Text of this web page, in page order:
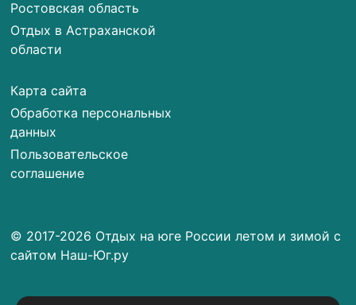
Ростовская область
Отдых в Астраханской
области
Карта сайта
Обработка персональных
данных
Пользовательское
соглашение
© 2017-2026 Отдых на юге России летом и зимой с
сайтом Наш-Юг.ру